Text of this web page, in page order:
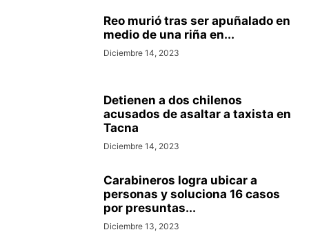
Reo murió tras ser apuñalado en
medio de una riña en...
Diciembre 14, 2023
Detienen a dos chilenos
acusados de asaltar a taxista en
Tacna
Diciembre 14, 2023
Carabineros logra ubicar a
personas y soluciona 16 casos
por presuntas...
Diciembre 13, 2023